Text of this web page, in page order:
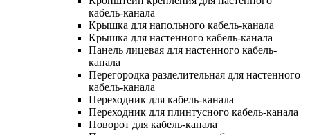
кабель-канала
Крышка для напольного кабель-канала
Крышка для настенного кабель-канала
Панель лицевая для настенного кабель-
канала
Перегородка разделительная для настенного
кабель-канала
Переходник для кабель-канала
Переходник для плинтусного кабель-канала
Поворот для кабель-канала